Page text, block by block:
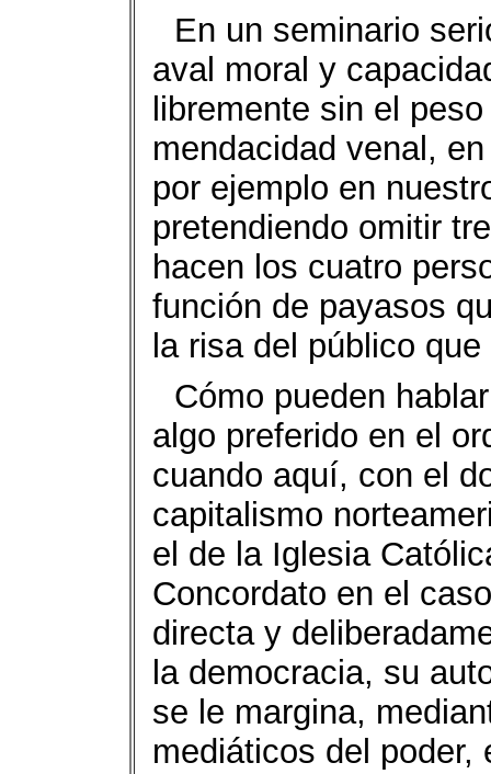
En un seminario
aval moral y
libremente sin el
mendacidad venal,
por ejemplo en
pretendiendo omitir
hacen los cuatro
función de payasos
la risa del público
Cómo pueden
algo preferido en el
cuando aquí, con el
capitalismo
el de la Iglesia
Concordato en el
directa y
la democracia, su
se le margina,
mediáticos del poder,